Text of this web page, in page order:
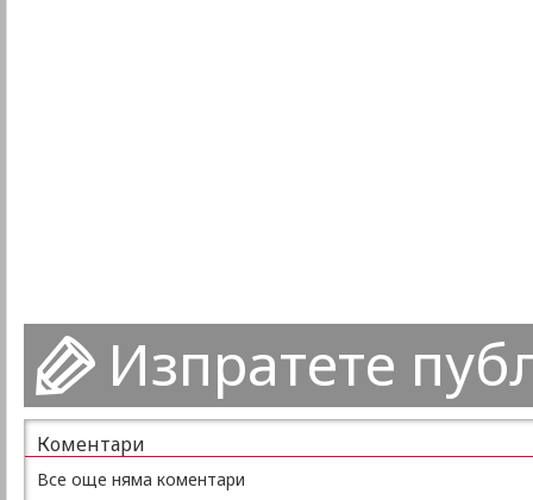
Изпратете
Коментари
Все още няма коментари